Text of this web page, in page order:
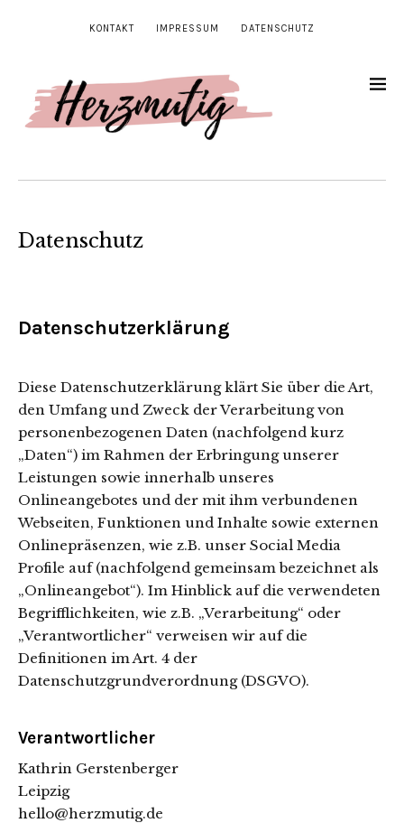
KONTAKT IMPRESSUM DATENSCHUTZ
Datenschutz
Datenschutzerklärung
Diese Datenschutzerklärung klärt Sie über die Art,
den Umfang und Zweck der Verarbeitung von
personenbezogenen Daten (nachfolgend kurz
„Daten“) im Rahmen der Erbringung unserer
Leistungen sowie innerhalb unseres
Onlineangebotes und der mit ihm verbundenen
Webseiten, Funktionen und Inhalte sowie externen
Onlinepräsenzen, wie z.B. unser Social Media
Profile auf (nachfolgend gemeinsam bezeichnet als
„Onlineangebot“). Im Hinblick auf die verwendeten
Begrifflichkeiten, wie z.B. „Verarbeitung“ oder
„Verantwortlicher“ verweisen wir auf die
Definitionen im Art. 4 der
Datenschutzgrundverordnung (DSGVO).
Verantwortlicher
Kathrin Gerstenberger
Leipzig
hello@herzmutig.de